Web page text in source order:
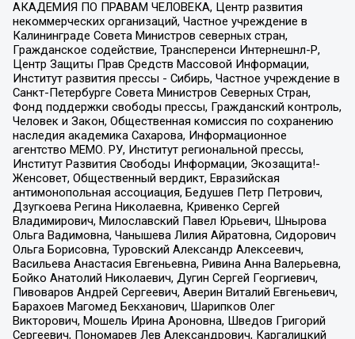
АКАДЕМИЯ ПО ПРАВАМ ЧЕЛОВЕКА, Центр развития
некоммерческих организаций, Частное учреждение в
Калининграде Совета Министров северных стран,
Гражданское содействие, Трансперенси Интернешнл-Р,
Центр Защиты Прав Средств Массовой Информации,
Институт развития прессы - Сибирь, Частное учреждение в
Санкт-Петербурге Совета Министров Северных Стран,
Фонд поддержки свободы прессы, Гражданский контроль,
Человек и Закон, Общественная комиссия по сохранению
наследия академика Сахарова, Информационное
агентство МЕМО. РУ, Институт региональной прессы,
Институт Развития Свободы Информации, Экозащита!-
Женсовет, Общественный вердикт, Евразийская
антимонопольная ассоциация, Бедушев Петр Петрович,
Дзугкоева Регина Николаевна, Кривенко Сергей
Владимирович, Милославский Павел Юрьевич, Шнырова
Ольга Вадимовна, Чанышева Лилия Айратовна, Сидорович
Ольга Борисовна, Туровский Александр Алексеевич,
Васильева Анастасия Евгеньевна, Ривина Анна Валерьевна,
Бойко Анатолий Николаевич, Дугин Сергей Георгиевич,
Пивоваров Андрей Сергеевич, Аверин Виталий Евгеньевич,
Барахоев Магомед Бекханович, Шарипков Олег
Викторович, Мошель Ирина Ароновна, Шведов Григорий
Сергеевич, Пономарев Лев Александрович, Каргалицкий